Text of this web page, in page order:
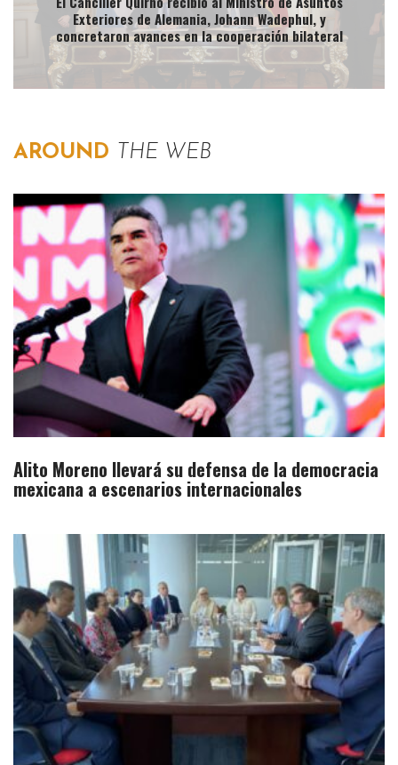
Exteriores de Alemania, Johann Wadephul, y
concretaron avances en la cooperación bilateral
AROUND THE WEB
Alito Moreno llevará su defensa de la democracia
mexicana a escenarios internacionales​